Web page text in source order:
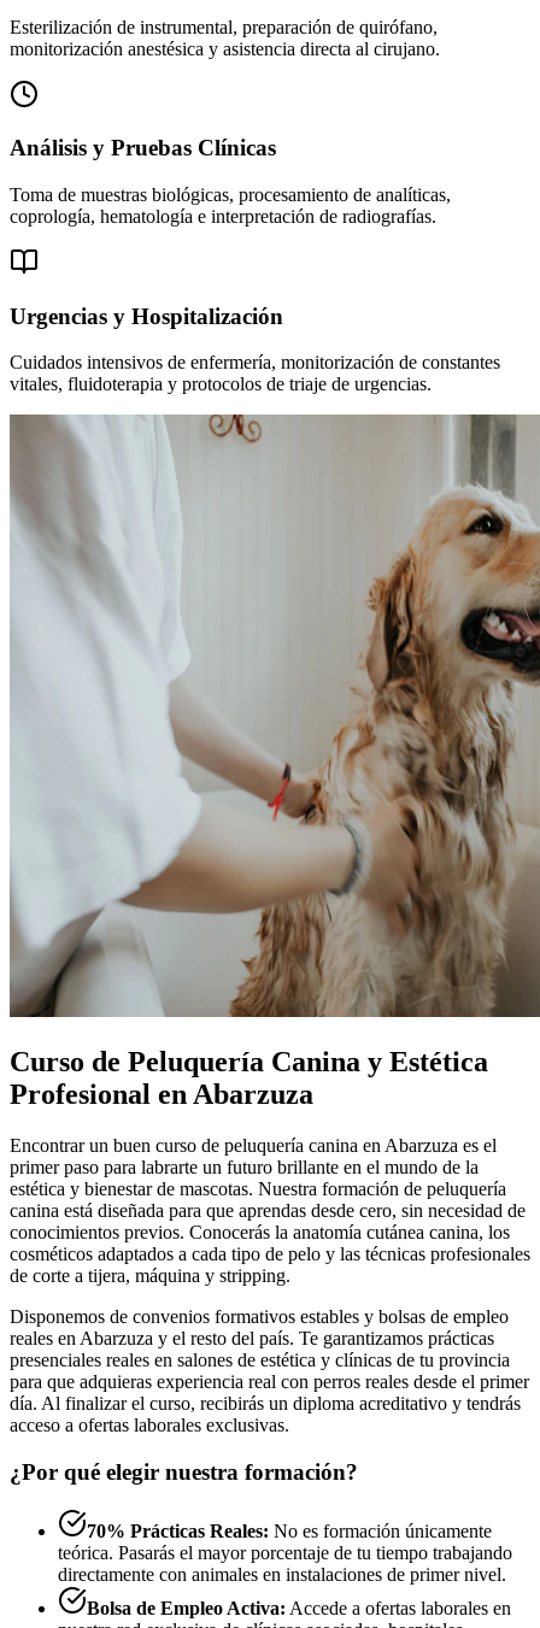
Esterilización de instrumental, preparación de quirófano,
monitorización anestésica y asistencia directa al cirujano.
Análisis y Pruebas Clínicas
Toma de muestras biológicas, procesamiento de analíticas,
coprología, hematología e interpretación de radiografías.
Urgencias y Hospitalización
Cuidados intensivos de enfermería, monitorización de constantes
vitales, fluidoterapia y protocolos de triaje de urgencias.
Curso de Peluquería Canina y Estética
Profesional en Abarzuza
Encontrar un buen curso de peluquería canina en Abarzuza es el
primer paso para labrarte un futuro brillante en el mundo de la
estética y bienestar de mascotas. Nuestra formación de peluquería
canina está diseñada para que aprendas desde cero, sin necesidad de
conocimientos previos. Conocerás la anatomía cutánea canina, los
cosméticos adaptados a cada tipo de pelo y las técnicas profesionales
de corte a tijera, máquina y stripping.
Disponemos de convenios formativos estables y bolsas de empleo
reales en Abarzuza y el resto del país. Te garantizamos prácticas
presenciales reales en salones de estética y clínicas de tu provincia
para que adquieras experiencia real con perros reales desde el primer
día. Al finalizar el curso, recibirás un diploma acreditativo y tendrás
acceso a ofertas laborales exclusivas.
¿Por qué elegir nuestra formación?
70% Prácticas Reales: No es formación únicamente
teórica. Pasarás el mayor porcentaje de tu tiempo trabajando
directamente con animales en instalaciones de primer nivel.
Bolsa de Empleo Activa: Accede a ofertas laborales en